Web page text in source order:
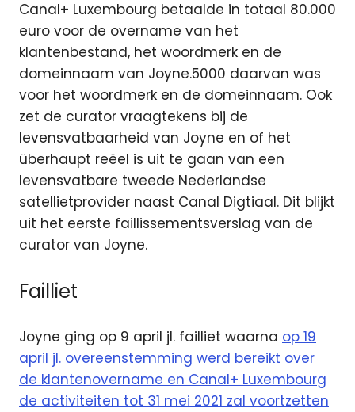
Canal+ Luxembourg betaalde in totaal 80.000
euro voor de overname van het
klantenbestand, het woordmerk en de
domeinnaam van Joyne.5000 daarvan was
voor het woordmerk en de domeinnaam. Ook
zet de curator vraagtekens bij de
levensvatbaarheid van Joyne en of het
überhaupt reëel is uit te gaan van een
levensvatbare tweede Nederlandse
satellietprovider naast Canal Digtiaal. Dit blijkt
uit het eerste faillissementsverslag van de
curator van Joyne.
Failliet
Joyne ging op 9 april jl. failliet waarna op 19
april jl. overeenstemming werd bereikt over
de klantenovername en Canal+ Luxembourg
de activiteiten tot 31 mei 2021 zal voortzetten